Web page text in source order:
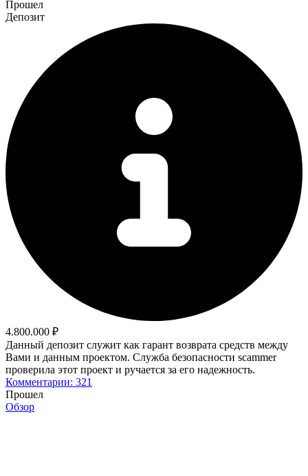
Прошел
Депозит
4.800.000 ₽
Данный депозит служит как гарант возврата средств между
Вами и данным проектом. Служба безопасности scammer
проверила этот проект и ручается за его надежность.
Комментарии: 321
Прошел
Обзор